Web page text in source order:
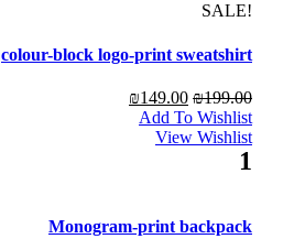
!SALE
colour-block logo-print sweatshirt
₪199.00
₪149.00
Add To Wishlist
View Wishlist
1
Monogram-print backpack